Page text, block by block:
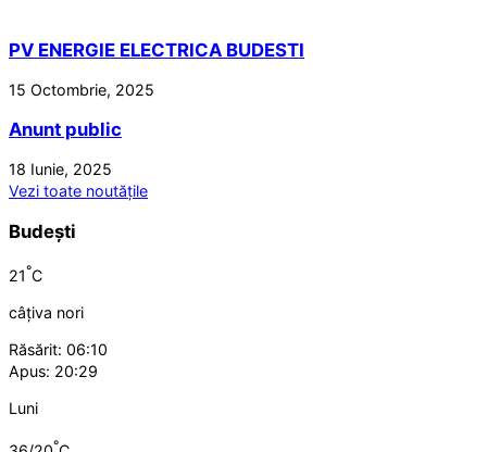
PV ENERGIE ELECTRICA BUDESTI
15 Octombrie, 2025
Anunt public
18 Iunie, 2025
Vezi toate noutățile
Budești
21°C
câțiva nori
Răsărit: 06:10
Apus: 20:29
Luni
°